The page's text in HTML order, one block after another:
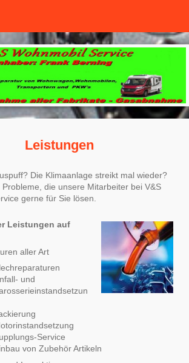
Leistungen
Die Klimaanlage streikt mal wieder?
Probleme, die unsere Mitarbeiter bei V&S
gerne für Sie lösen.
Leistungen auf
aller Art
und
Service
von Zubehör Artikeln